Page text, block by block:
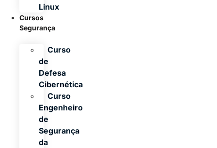
Linux
Cursos
Segurança
Curso
de
Defesa
Cibernética
Curso
Engenheiro
de
Segurança
da